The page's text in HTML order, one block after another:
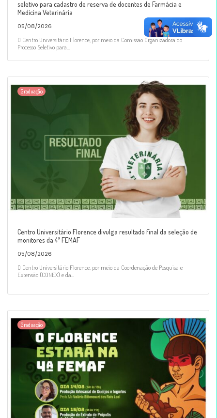
seletivo para cadastro de reserva de docentes de Farmácia e
Medicina Veterinária
05/08/2026
O Centro Universitário Florence, por meio da Comissão Organizadora do
Processo Seletivo para...
Graduação
Centro Universitário Florence divulga resultado final da seleção de
monitores da 4ª FEMAF
05/08/2026
O Centro Universitário Florence, por meio da Coordenação de Pesquisa e
Extensão (CONEX) e da...
Graduação